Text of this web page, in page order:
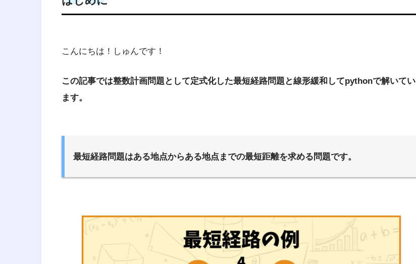
こんにちは！しゅんです！
この記事では整数計画問題として定式化した最短経路問題と線形緩和してpythonで解いてい
ます。
最短経路問題はある地点からある地点までの最短距離を求める問題です。